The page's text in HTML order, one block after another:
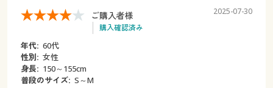
ご購入者様
購入確認済み
2025-07-30
年代: 60代
性別: 女性
身長: 150～155cm
普段のサイズ: S～M